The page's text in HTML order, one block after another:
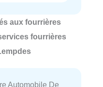
aux fourrières
fourrières
Automobile De